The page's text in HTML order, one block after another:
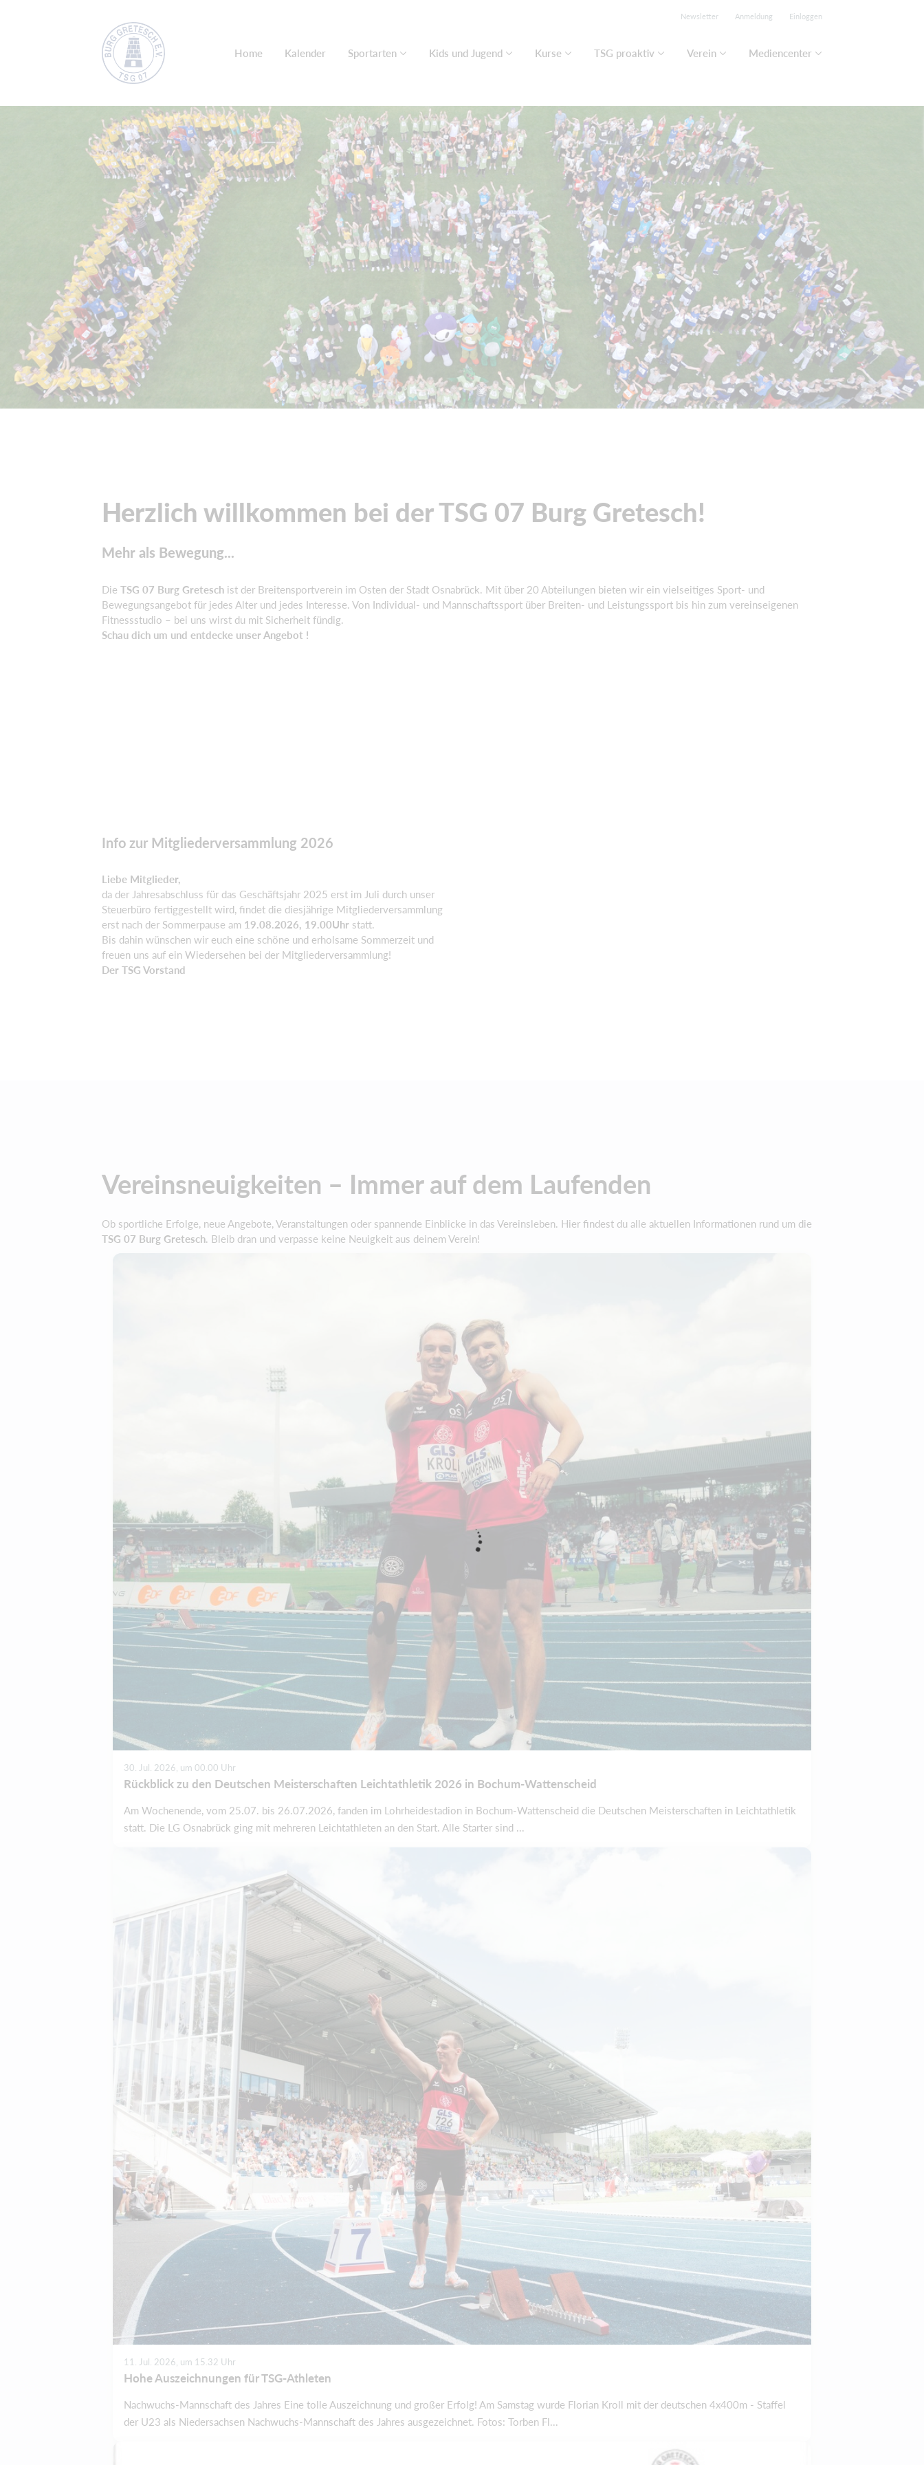
Newsletter Anmeldung Einloggen
Home Kalender Sportarten Kids und Jugend Kurse TSG proaktiv Verein Mediencenter
Herzlich willkommen bei der TSG 07 Burg Gretesch!
Mehr als Bewegung...
Die TSG 07 Burg Gretesch ist der Breitensportverein im Osten der Stadt Osnabrück. Mit über 20 Abteilungen bieten wir ein vielseitiges Sport- und
Bewegungsangebot für jedes Alter und jedes Interesse. Von Individual- und Mannschaftssport über Breiten- und Leistungssport bis hin zum vereinseigenen
Fitnessstudio – bei uns wirst du mit Sicherheit fündig.
Schau dich um und entdecke unser Angebot !
Info zur Mitgliederversammlung 2026
​Liebe Mitglieder,
da der Jahresabschluss für das Geschäftsjahr 2025 erst im Juli durch unser
Steuerbüro fertiggestellt wird, findet die diesjährige Mitgliederversammlung
erst nach der Sommerpause am 19.08.2026, 19.00Uhr statt.
Bis dahin wünschen wir euch eine schöne und erholsame Sommerzeit und
freuen uns auf ein Wiedersehen bei der Mitgliederversammlung!
Der TSG Vorstand
Vereinsneuigkeiten – Immer auf dem Laufenden
Ob sportliche Erfolge, neue Angebote, Veranstaltungen oder spannende Einblicke in das Vereinsleben. Hier findest du alle aktuellen Informationen rund um die
TSG 07 Burg Gretesch. Bleib dran und verpasse keine Neuigkeit aus deinem Verein!
30. Jul. 2026, um 00.00 Uhr
Rückblick zu den Deutschen Meisterschaften Leichtathletik 2026 in Bochum-Wattenscheid
Am Wochenende, vom 25.07. bis 26.07.2026, fanden im Lohrheidestadion in Bochum-Wattenscheid die Deutschen Meisterschaften in Leichtathletik
statt. Die LG Osnabrück ging mit mehreren Leichtathleten an den Start. Alle Starter sind ...
11. Jul. 2026, um 15.32 Uhr
Hohe Auszeichnungen für TSG-Athleten
Nachwuchs-Mannschaft des Jahres Eine tolle Auszeichnung und großer Erfolg! Am Samstag wurde Florian Kroll mit der deutschen 4x400m - Staffel
der U23 als Niedersachsen Nachwuchs-Mannschaft des Jahres ausgezeichnet. Fotos: Torben Fl...